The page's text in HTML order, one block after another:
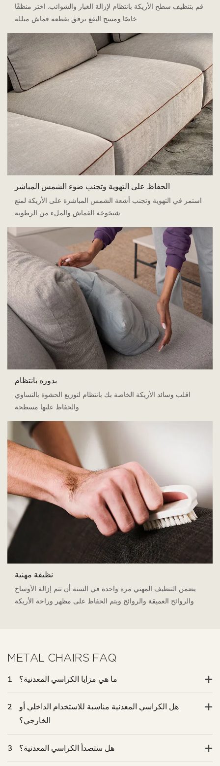
قم بتنظيف سطح الأريكة بانتظام لإزالة الغبار والشوائب. اختر منظفًا
خاصًا ومسح البقع برفق بقطعة قماش مبللة
الحفاظ على التهوية وتجنب ضوء الشمس المباشر
استمر في التهوية وتجنب أشعة الشمس المباشرة على الأريكة لمنع
شيخوخة القماش والملء من الرطوبة
بدوره بانتظام
اقلب وسائد الأريكة الخاصة بك بانتظام لتوزيع الحشوة بالتساوي
والحفاظ عليها مسطحة
نظيفة مهنية
يضمن التنظيف المهني مرة واحدة في السنة أن تتم إزالة الأوساخ
والروائح العميقة والروائح ويتم الحفاظ على مظهر وراحة الأريكة
METAL CHAIRS FAQ
1 ما هي مزايا الكراسي المعدنية؟
2
هل الكراسي المعدنية مناسبة للاستخدام الداخلي أو
الخارجي؟
3 هل ستصدأ الكراسي المعدنية؟